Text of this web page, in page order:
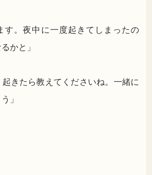
す。夜中に一度起きてしまったの
かと」
起きたら教えてくださいね。一緒に
」